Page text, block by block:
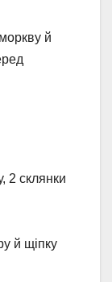
й
2 склянки
й щіпку